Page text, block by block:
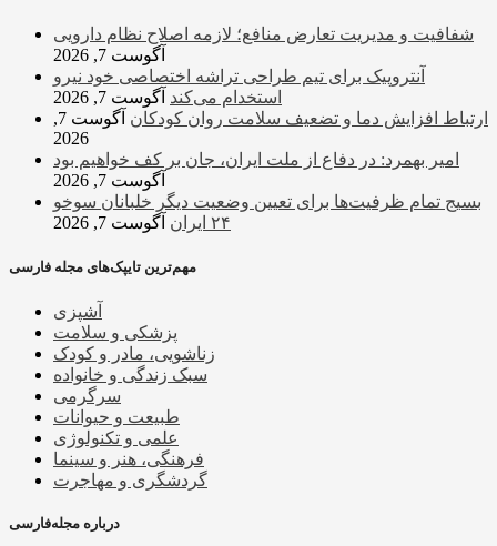
شفافیت و مدیریت تعارض منافع؛ لازمه اصلاح نظام دارویی
آگوست 7, 2026
آنتروپیک برای تیم طراحی تراشه اختصاصی خود نیرو
استخدام می‌کند آگوست 7, 2026
ارتباط افزایش دما و تضعیف سلامت روان کودکان
آگوست 7,
2026
امیر بهمرد: در دفاع از ملت ایران، جان بر کف خواهیم بود
آگوست 7, 2026
بسیج تمام ظرفیت‌ها برای تعیین وضعیت دیگر خلبانان سوخو
۲۴ ایران
آگوست 7, 2026
مهم‌ترین تایپک‌های مجله فارسی
آشپزی
پزشکی و سلامت
زناشویی، مادر و کودک
سبک زندگی و خانواده
سرگرمی
طبیعت و حیوانات
علمی و تکنولوژی
فرهنگی، هنر و سینما
گردشگری و مهاجرت
درباره مجله‌فارسی